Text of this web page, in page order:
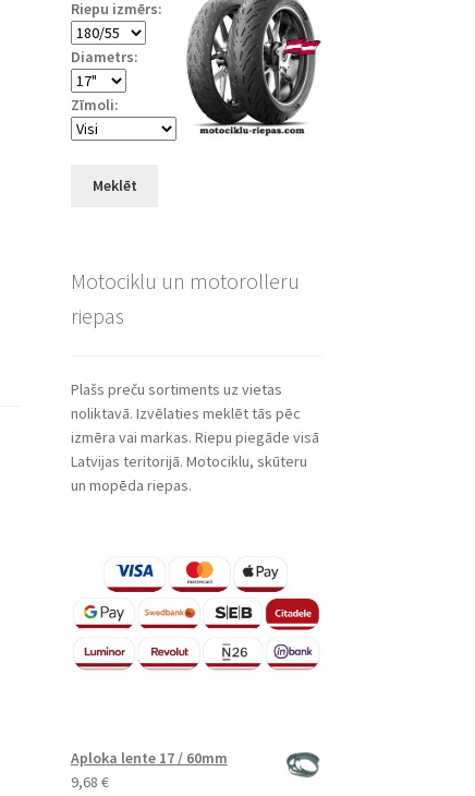
Riepu izmērs:
Diametrs:
Zīmoli:
Meklēt
Motociklu un motorolleru
riepas
Plašs preču sortiments uz vietas
noliktavā. Izvēlaties meklēt tās pēc
izmēra vai markas. Riepu piegāde visā
Latvijas teritorijā. Motociklu, skūteru
un mopēda riepas.
Aploka lente 17 / 60mm
9,68 €